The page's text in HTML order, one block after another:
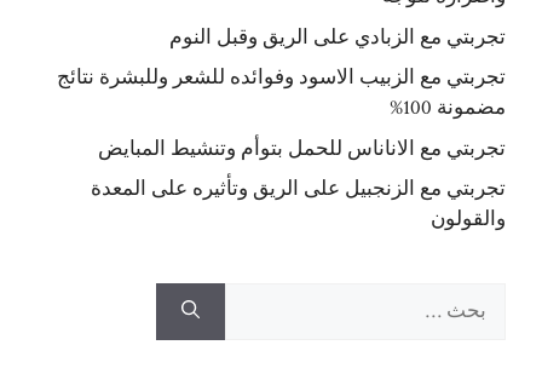
تجربتي مع الزبادي على الريق وقبل النوم
تجربتي مع الزبيب الاسود وفوائده للشعر وللبشرة نتائج
مضمونة 100%
تجربتي مع الاناناس للحمل بتوأم وتنشيط المبايض
تجربتي مع الزنجبيل على الريق وتأثيره على المعدة
والقولون
عن: